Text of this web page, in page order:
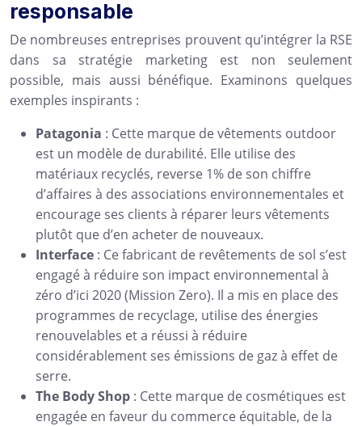
responsable
De nombreuses entreprises prouvent qu’intégrer la RSE
dans sa stratégie marketing est non seulement
possible, mais aussi bénéfique. Examinons quelques
exemples inspirants :
Patagonia : Cette marque de vêtements outdoor
est un modèle de durabilité. Elle utilise des
matériaux recyclés, reverse 1% de son chiffre
d’affaires à des associations environnementales et
encourage ses clients à réparer leurs vêtements
plutôt que d’en acheter de nouveaux.
Interface : Ce fabricant de revêtements de sol s’est
engagé à réduire son impact environnemental à
zéro d’ici 2020 (Mission Zero). Il a mis en place des
programmes de recyclage, utilise des énergies
renouvelables et a réussi à réduire
considérablement ses émissions de gaz à effet de
serre.
The Body Shop : Cette marque de cosmétiques est
engagée en faveur du commerce équitable, de la